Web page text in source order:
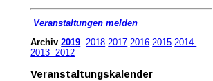
Veranstaltungen melden
Archiv2019 2018 2017 2016 2015 2014
2013 2012
Veranstaltungskalender